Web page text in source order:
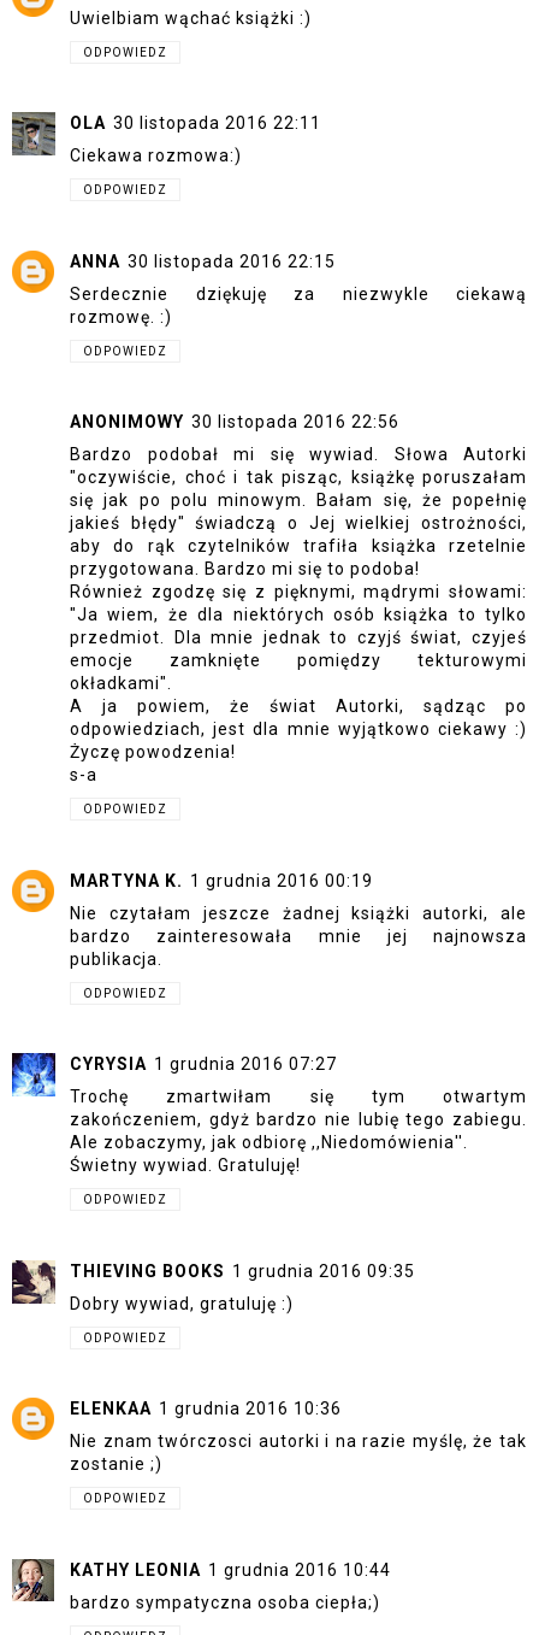
Uwielbiam wąchać książki :)
ODPOWIEDZ
OLA 30 listopada 2016 22:11
Ciekawa rozmowa:)
ODPOWIEDZ
ANNA 30 listopada 2016 22:15
Serdecznie dziękuję za niezwykle ciekawą
rozmowę. :)
ODPOWIEDZ
ANONIMOWY 30 listopada 2016 22:56
Bardzo podobał mi się wywiad. Słowa Autorki
"oczywiście, choć i tak pisząc, książkę poruszałam
się jak po polu minowym. Bałam się, że popełnię
jakieś błędy" świadczą o Jej wielkiej ostrożności,
aby do rąk czytelników trafiła książka rzetelnie
przygotowana. Bardzo mi się to podoba!
Również zgodzę się z pięknymi, mądrymi słowami:
"Ja wiem, że dla niektórych osób książka to tylko
przedmiot. Dla mnie jednak to czyjś świat, czyjeś
emocje zamknięte pomiędzy tekturowymi
okładkami".
A ja powiem, że świat Autorki, sądząc po
odpowiedziach, jest dla mnie wyjątkowo ciekawy :)
Życzę powodzenia!
s-a
ODPOWIEDZ
MARTYNA K. 1 grudnia 2016 00:19
Nie czytałam jeszcze żadnej książki autorki, ale
bardzo zainteresowała mnie jej najnowsza
publikacja.
ODPOWIEDZ
CYRYSIA 1 grudnia 2016 07:27
Trochę zmartwiłam się tym otwartym
zakończeniem, gdyż bardzo nie lubię tego zabiegu.
Ale zobaczymy, jak odbiorę ,,Niedomówienia''.
Świetny wywiad. Gratuluję!
ODPOWIEDZ
THIEVING BOOKS 1 grudnia 2016 09:35
Dobry wywiad, gratuluję :)
ODPOWIEDZ
ELENKAA 1 grudnia 2016 10:36
Nie znam twórczosci autorki i na razie myślę, że tak
zostanie ;)
ODPOWIEDZ
KATHY LEONIA 1 grudnia 2016 10:44
bardzo sympatyczna osoba ciepła;)